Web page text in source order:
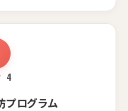
4
プログラム